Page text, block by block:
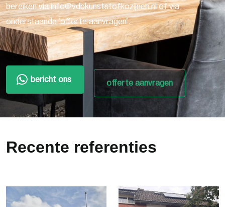
bereiken via info@vdbkunststofkozijnen.nl of via
onderstaande 'offerte aanvragen'.
bericht ons offerte aanvragen
Recente referenties